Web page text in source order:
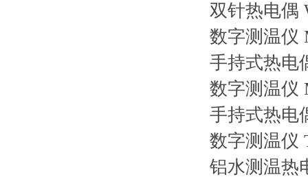
双针热电偶
数字测温仪
手持式热电
数字测温仪
手持式热电
数字测温仪
铝水测温热